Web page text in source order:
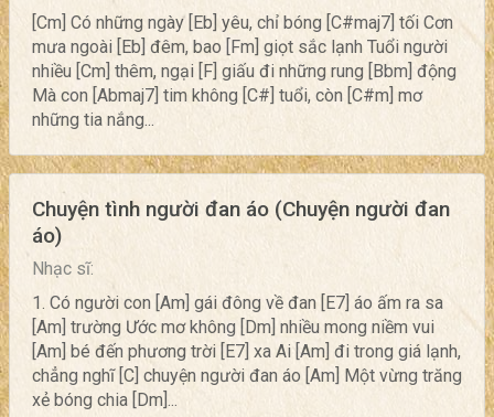
[Cm] Có những ngày [Eb] yêu, chỉ bóng [C#maj7] tối Cơn
mưa ngoài [Eb] đêm, bao [Fm] giọt sắc lạnh Tuổi người
nhiều [Cm] thêm, ngại [F] giấu đi những rung [Bbm] động
Mà con [Abmaj7] tim không [C#] tuổi, còn [C#m] mơ
những tia nắng...
Chuyện tình người đan áo (Chuyện người đan
áo)
Nhạc sĩ:
1. Có người con [Am] gái đông về đan [E7] áo ấm ra sa
[Am] trường Ước mơ không [Dm] nhiều mong niềm vui
[Am] bé đến phương trời [E7] xa Ai [Am] đi trong giá lạnh,
chẳng nghĩ [C] chuyện người đan áo [Am] Một vừng trăng
xẻ bóng chia [Dm]...